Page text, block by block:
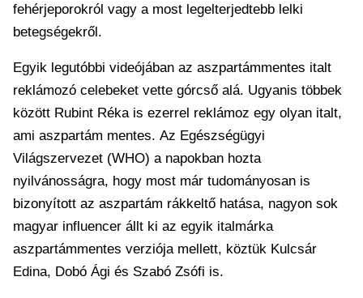
fehérjeporokról vagy a most legelterjedtebb lelki
betegségekről.
Egyik legutóbbi videójában az aszpartámmentes italt
reklámozó celebeket vette górcső alá. Ugyanis többek
között Rubint Réka is ezerrel reklámoz egy olyan italt,
ami aszpartám mentes. Az Egészségügyi
Világszervezet (WHO) a napokban hozta
nyilvánosságra, hogy most már tudományosan is
bizonyított az aszpartám rákkeltő hatása, nagyon sok
magyar influencer állt ki az egyik italmárka
aszpartámmentes verziója mellett, köztük Kulcsár
Edina, Dobó Ági és Szabó Zsófi is.